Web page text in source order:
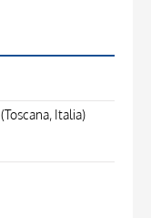
(Toscana, Italia)